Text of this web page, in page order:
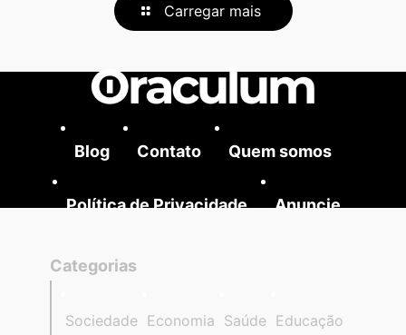
Carregar mais
Blog Contato Quem somos
Política de Privacidade Anuncie
Categorias
Sociedade Economia Saúde Educação